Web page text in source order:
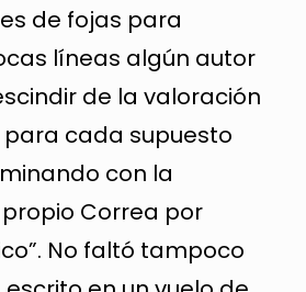
de fojas para
líneas algún autor
de la valoración
cada supuesto
con la
Correa por
No faltó tampoco